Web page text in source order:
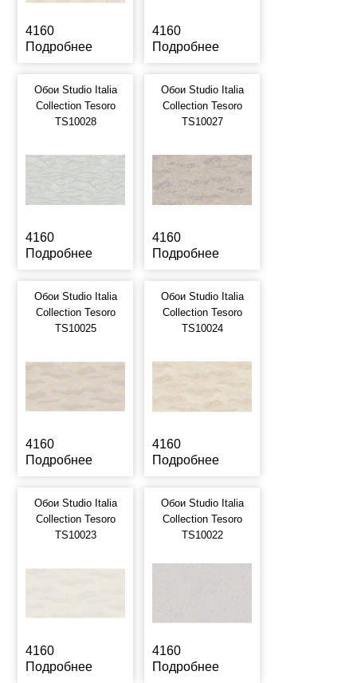
4160
Подробнее
4160
Подробнее
Обои Studio Italia
Collection Tesoro
TS10028
4160
Подробнее
Обои Studio Italia
Collection Tesoro
TS10027
4160
Подробнее
Обои Studio Italia
Collection Tesoro
TS10025
4160
Подробнее
Обои Studio Italia
Collection Tesoro
TS10024
4160
Подробнее
Обои Studio Italia
Collection Tesoro
TS10023
4160
Подробнее
Обои Studio Italia
Collection Tesoro
TS10022
4160
Подробнее